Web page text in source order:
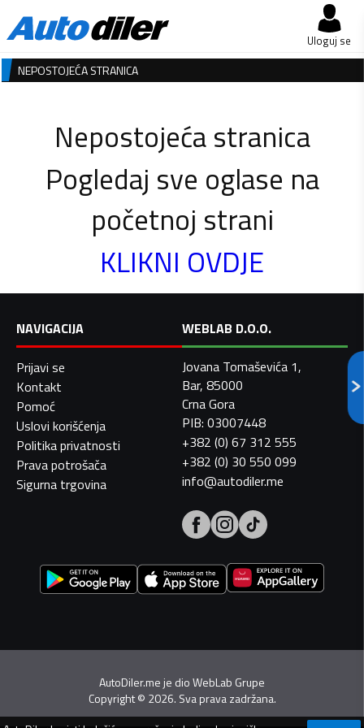
Uloguj se
NEPOSTOJEĆA STRANICA
Nepostojeća stranica
Pogledaj sve oglase na
početnoj strani
KLIKNI OVDJE
NAVIGACIJA
Prijavi se
Kontakt
Pomoć
Uslovi korišćenja
Politika privatnosti
Prava potrošača
Sigurna trgovina
WEBLAB D.O.O.
Jovana Tomaševića 1,
Bar, 85000
Crna Gora
PIB: 03007448
+382 (0) 67 312 555
+382 (0) 30 550 099
info@autodiler.me
AutoDiler.me je dioWebLab Grupe
Copyright© 2026. Sva prava zadržana.